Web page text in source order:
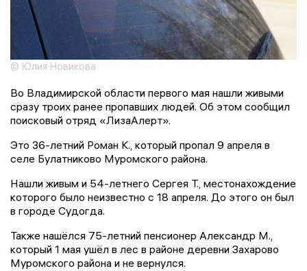
© Юлия Новикова
Во Владимирской области первого мая нашли живыми
сразу троих ранее пропавших людей. Об этом сообщил
поисковый отряд «ЛизаАлерт».
Это 36-летний Роман К., который пропал 9 апреля в
селе Булатниково Муромского района.
Нашли живым и 54-летнего Сергея Т., местонахождение
которого было неизвестно с 18 апреля. До этого он был
в городе Судогда.
Также нашёлся 75-летний пенсионер Александр М.,
который 1 мая ушёл в лес в районе деревни Захарово
Муромского района и не вернулся.